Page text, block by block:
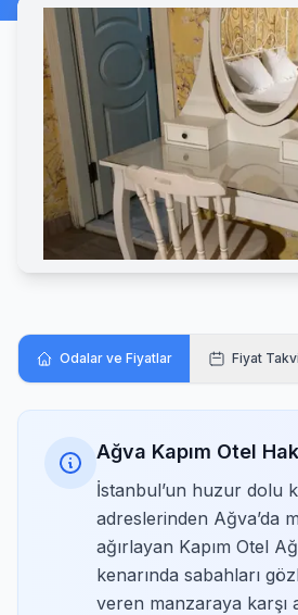
Odalar ve Fiyatlar Fiyat
Ağva Kapım Otel
İstanbul’un huzur dolu
adreslerinden Ağva’da
ağırlayan Kapım Otel
kenarında sabahları
veren manzaraya karşı